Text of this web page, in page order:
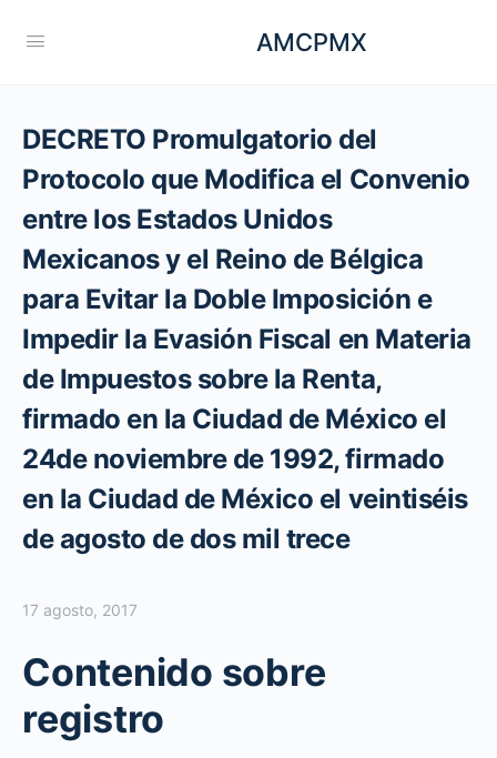
AMCPMX
DECRETO Promulgatorio del
Protocolo que Modifica el Convenio
entre los Estados Unidos
Mexicanos y el Reino de Bélgica
para Evitar la Doble Imposición e
Impedir la Evasión Fiscal en Materia
de Impuestos sobre la Renta,
firmado en la Ciudad de México el
24de noviembre de 1992, firmado
en la Ciudad de México el veintiséis
de agosto de dos mil trece
17 agosto, 2017
Contenido sobre
registro